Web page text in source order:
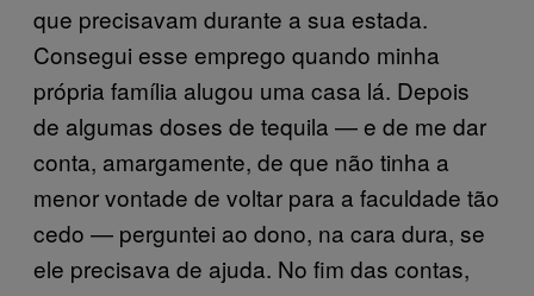
que precisavam durante a sua estada.
Consegui esse emprego quando minha
própria família alugou uma casa lá. Depois
de algumas doses de tequila — e de me dar
conta, amargamente, de que não tinha a
menor vontade de voltar para a faculdade tão
cedo — perguntei ao dono, na cara dura, se
ele precisava de ajuda. No fim das contas,